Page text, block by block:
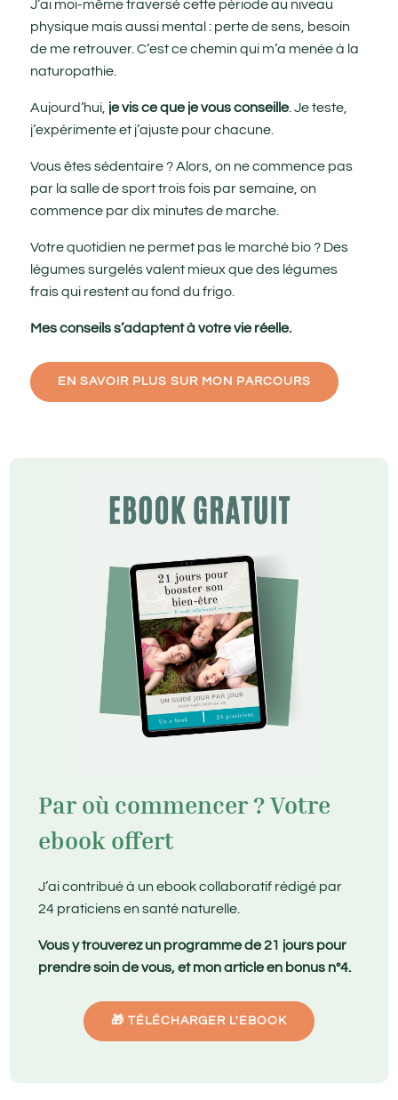
J’ai moi-même traversé cette période au niveau
physique mais aussi mental : perte de sens, besoin
de me retrouver. C’est ce chemin qui m’a menée à la
naturopathie.
Aujourd’hui, je vis ce que je vous conseille. Je teste,
j’expérimente et j’ajuste pour chacune.
Vous êtes sédentaire ? Alors, on ne commence pas
par la salle de sport trois fois par semaine, on
commence par dix minutes de marche.
Votre quotidien ne permet pas le marché bio ? Des
légumes surgelés valent mieux que des légumes
frais qui restent au fond du frigo.
Mes conseils s’adaptent à votre vie réelle.
EN SAVOIR PLUS SUR MON PARCOURS
Par où commencer ? Votre
ebook offert
J’ai contribué à un ebook collaboratif rédigé par
24 praticiens en santé naturelle.
Vous y trouverez un programme de 21 jours pour
prendre soin de vous, et mon article en bonus n°4.
🎁 TÉLÉCHARGER L'EBOOK